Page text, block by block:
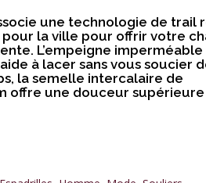
une technologie de trail
la ville pour offrir votre
L’empeigne imperméable
à lacer sans vous soucier
la semelle intercalaire de
offre une douceur supérieure